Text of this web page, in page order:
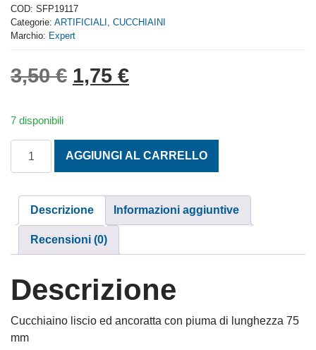
out
of
5
COD: SFP19117
Categorie: ARTIFICIALI , CUCCHIAINI
Marchio: Expert
3,50€ Il prezzo originale era:
1,75 €Il prezzo attuale è:
7 disponibili
AGGIUNGI AL CARRELLO
Descrizione Informazioni aggiuntive
Recensioni (0)
Descrizione
Cucchiaino liscio ed ancoratta con piuma di lunghezza 75
mm